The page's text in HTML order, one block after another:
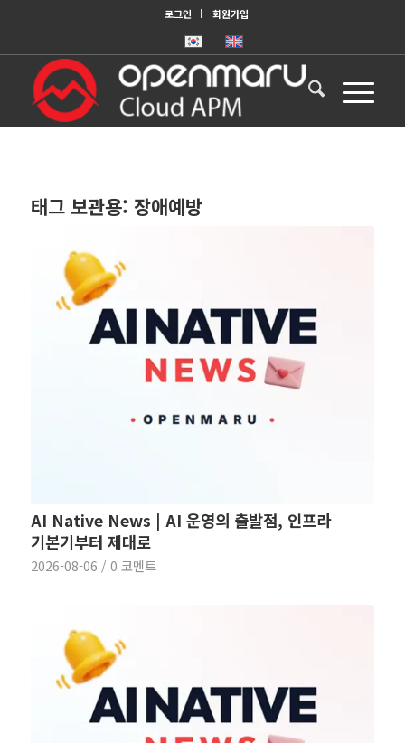
로그인 회원가입
태그 보관용: 장애예방
AI Native News | AI 운영의 출발점, 인프라
기본기부터 제대로
2026-08-06 / 0 코멘트